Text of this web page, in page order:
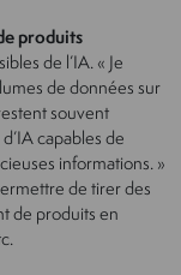
produits
de l’IA. « Je
de données sur
souvent
capables de
informations. »
de tirer des
de produits en